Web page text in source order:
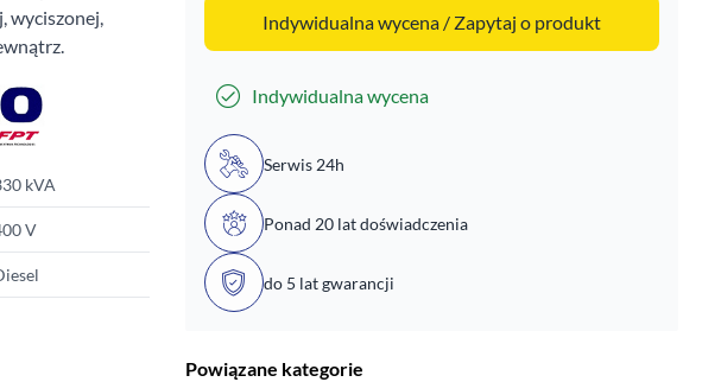
wyciszonej,
kVA
V
Indywidualna wycena / Zapytaj o produkt
Indywidualna wycena
Serwis 24h
Ponad 20 lat doświadczenia
do 5 lat gwarancji
Powiązane kategorie